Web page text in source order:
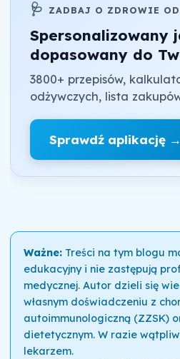
🩺 ZADBAJ O ZDROWIE
Spersonalizowany
dopasowany do
3800+ przepisów,
odżywczych, lista
Sprawdź aplikację →
Ważne:Treści na tym blogu
edukacyjny i nie zastępują
medycznej. Autor dzieli się
własnym doświadczeniu z
autoimmunologiczną (ZZSK)
dietetycznym. W razie
lekarzem.